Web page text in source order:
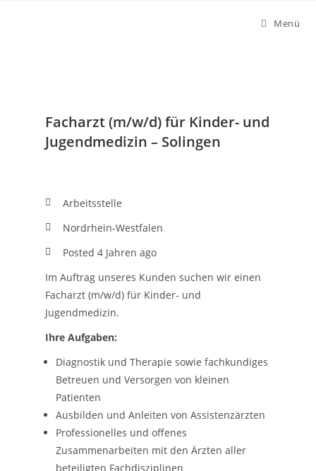
Menü
Facharzt (m/w/d) für Kinder- und
Jugendmedizin – Solingen
Arbeitsstelle
Nordrhein-Westfalen
Posted 4 Jahren ago
Im Auftrag unseres Kunden suchen wir einen
Facharzt (m/w/d) für Kinder- und
Jugendmedizin.
Ihre Aufgaben:
Diagnostik und Therapie sowie fachkundiges
Betreuen und Versorgen von kleinen
Patienten
Ausbilden und Anleiten von Assistenzärzten
Professionelles und offenes
Zusammenarbeiten mit den Ärzten aller
beteiligten Fachdisziplinen